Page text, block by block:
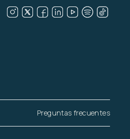
Preguntas frecuentes